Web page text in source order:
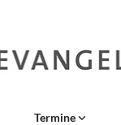
Termine